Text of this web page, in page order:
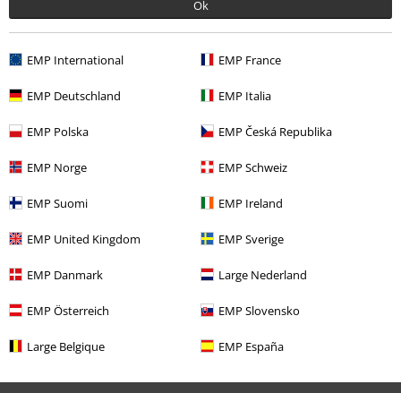
Ok
EMP International EMP France
EMP Deutschland EMP Italia
EMP Polska EMP Česká Republika
EMP Norge EMP Schweiz
EMP Suomi EMP Ireland
EMP United Kingdom EMP Sverige
EMP Danmark Large Nederland
EMP Österreich EMP Slovensko
Large Belgique EMP España
Concursos
Sobre EMP
EMP Eventos
Programa de Afiliados
Sostenibilidad